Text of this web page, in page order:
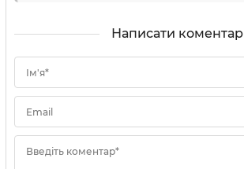
Написати коментар
Ім'я*
Email
Введіть коментар*